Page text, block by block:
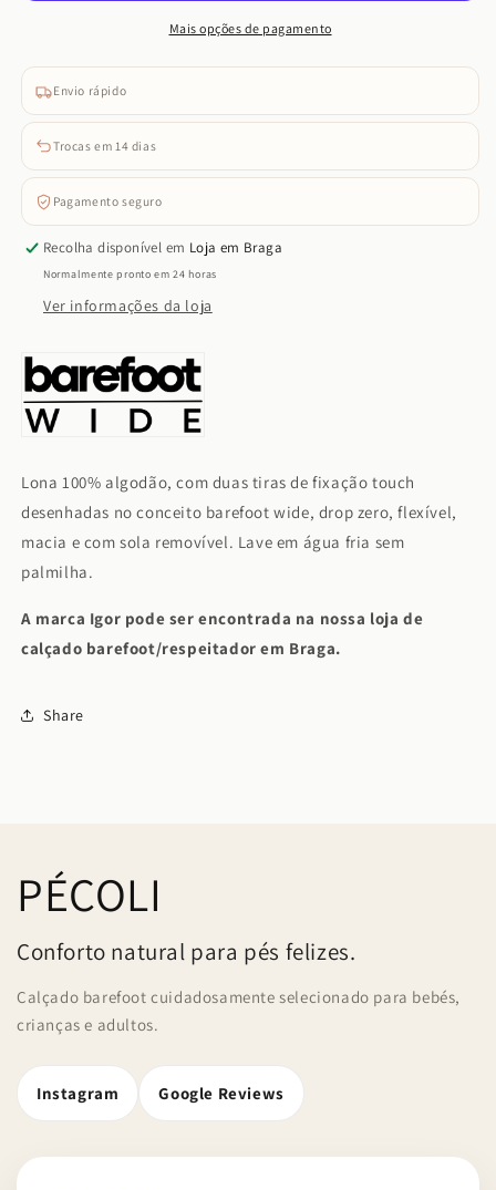
Mais opções de pagamento
Envio rápido
Trocas em 14 dias
Pagamento seguro
Recolha disponível em Loja em Braga
Normalmente pronto em 24 horas
Ver informações da loja
Lona 100% algodão, com duas tiras de fixação touch
desenhadas no conceito barefoot wide, drop zero, flexível,
macia e com sola removível. Lave em água fria sem
palmilha.
A marca Igor pode ser encontrada na nossa loja de
calçado barefoot/respeitador em Braga.
Share
PÉCOLI
Conforto natural para pés felizes.
Calçado barefoot cuidadosamente selecionado para bebés,
crianças e adultos.
Instagram Google Reviews